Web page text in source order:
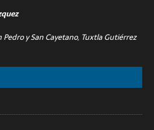
Pedro y San Cayetano, Tuxtla Gutiérrez